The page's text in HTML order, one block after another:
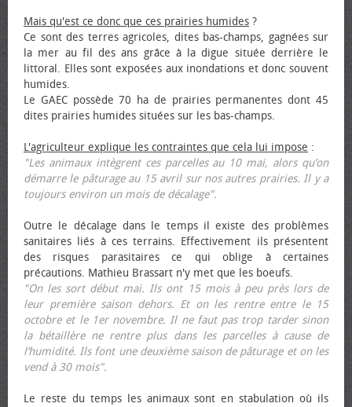
Mais qu'est ce donc que ces prairies humides ?
Ce sont des terres agricoles, dites bas-champs, gagnées sur
la mer au fil des ans grâce à la digue située derrière le
littoral. Elles sont exposées aux inondations et donc souvent
humides.
Le GAEC possède 70 ha de prairies permanentes dont 45
dites prairies humides situées sur les bas-champs.
L'agriculteur explique les contraintes que cela lui impose :
"Les animaux intègrent ces parcelles au 10 mai, alors qu’on
démarre le pâturage au 15 avril sur nos autres prairies. Il y a
toujours environ un mois de décalage".
Outre le décalage dans le temps il existe des problèmes
sanitaires liés à ces terrains. Effectivement ils présentent
des risques parasitaires ce qui oblige à certaines
précautions. Mathieu Brassart n'y met que les bœufs.
"On les sort début mai. Ils ont 15 mois à peu près lors de
leur première saison dehors. Et on les rentre entre le 15
octobre et le 1er novembre. Il ne faut pas trop tarder sinon
la bétaillère ne rentre plus dans les parcelles à cause de
l’humidité. Ils font une deuxième saison de pâturage et on les
vend à 30 mois".
Le reste du temps les animaux sont en stabulation où ils